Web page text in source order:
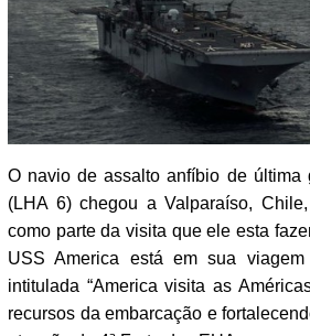
O navio de assalto anfíbio de última
(LHA 6) chegou a Valparaíso,
como parte da visita que ele esta
USS America está em sua
intitulada “America visita as
recursos da embarcação e